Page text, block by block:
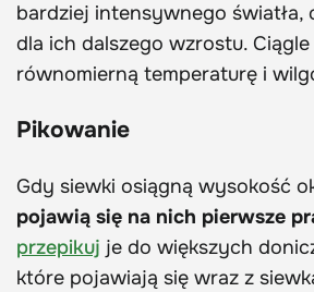
bardziej intensywnego światła,
dla ich dalszego wzrostu.
równomierną temperaturę i
Pikowanie
Gdy siewki osiągną wysokość
pojawią się na nich pierwsze
przepikuj je do większych
które pojawiają się wraz z